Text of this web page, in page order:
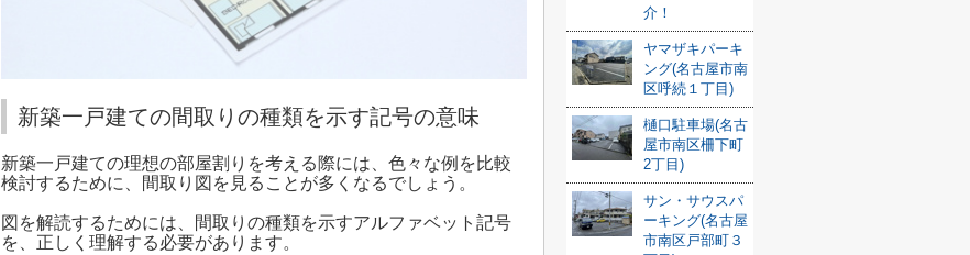
新築一戸建ての間取りの種類を示す記号の意味
新築一戸建ての理想の部屋割りを考える際には、色々な例を比較
検討するために、間取り図を見ることが多くなるでしょう。
図を解読するためには、間取りの種類を示すアルファベット記号
を、正しく理解する必要があります。
介！
ヤマザキパーキ
ング(名古屋市南
区呼続１丁目)
樋口駐車場(名古
屋市南区柵下町
2丁目)
サン・サウスパ
ーキング(名古屋
市南区戸部町３